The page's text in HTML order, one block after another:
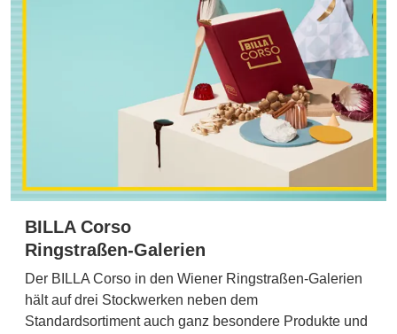
BILLA Corso
Ringstraßen-Galerien
Der BILLA Corso in den Wiener Ringstraßen-Galerien
hält auf drei Stockwerken neben dem
Standardsortiment auch ganz besondere Produkte und